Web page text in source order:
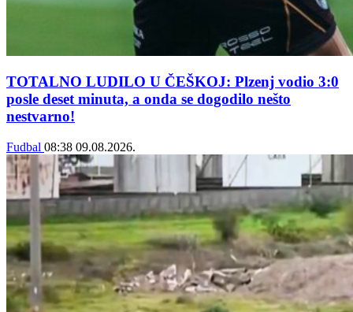
TOTALNO LUDILO U ČEŠKOJ: Plzenj vodio 3:0
posle deset minuta, a onda se dogodilo nešto
nestvarno!
Fudbal 08:38 09.08.2026.